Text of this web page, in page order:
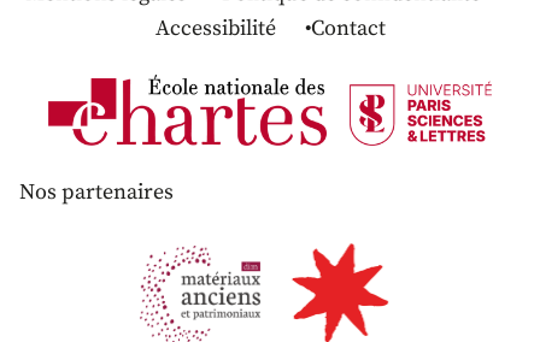
Accessibilité
Contact
Nos partenaires